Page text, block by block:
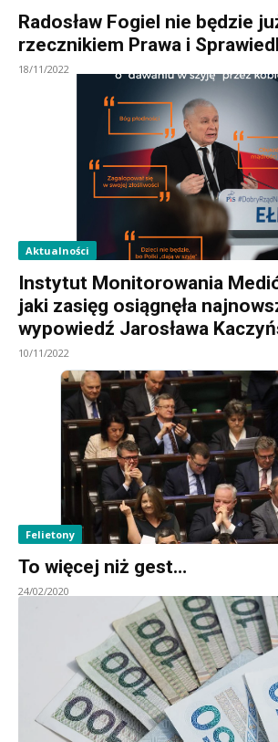
Radosław Fogiel nie będzie
rzecznikiem Prawa i
18/11/2022
Aktualności
Instytut Monitorowania
jaki zasięg osiągnęła
wypowiedź Jarosława
10/11/2022
Felietony
To więcej niż gest…
24/02/2020